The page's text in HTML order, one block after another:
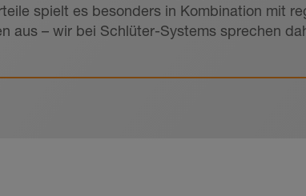
spielt es besonders in Kombination mit
aus – wir bei Schlüter-Systems sprechen